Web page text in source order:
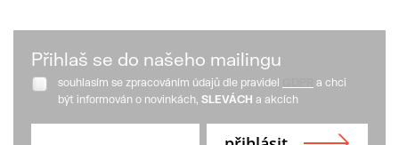
Přihlaš se do našeho mailingu
souhlasím se zpracováním údajů dle pravidel
a chci
být informován o novinkách, SLEVÁCH a akcích